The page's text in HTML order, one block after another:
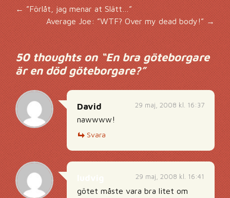
Inläggsnavigering
←”Förlåt, jag menar at Slätt…”
Average Joe: ”WTF? Over my dead body!”→
50 thoughts on “En bra göteborgare
är en död göteborgare?”
29 maj, 2008 kl. 16:37
David
nawwww!
Svara
29 maj, 2008 kl. 16:41
götet måste vara bra litet om